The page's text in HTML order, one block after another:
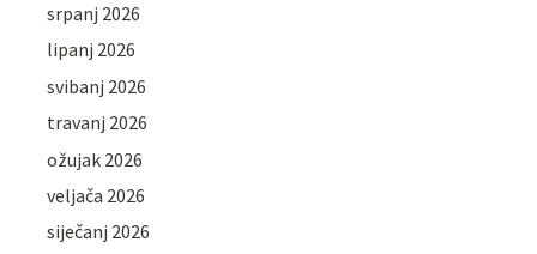
srpanj 2026
lipanj 2026
svibanj 2026
travanj 2026
ožujak 2026
veljača 2026
siječanj 2026